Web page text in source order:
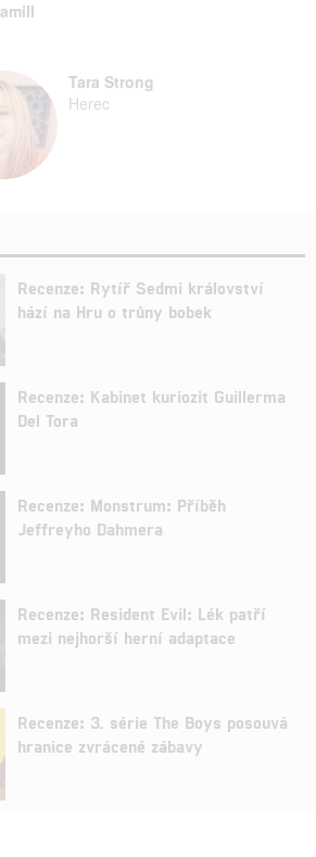
Tara Strong
Herec
Recenze: Rytíř Sedmi království
hází na Hru o trůny bobek
Recenze: Kabinet kuriozit Guillerma
Del Tora
Recenze: Monstrum: Příběh
Jeffreyho Dahmera
Recenze: Resident Evil: Lék patří
mezi nejhorší herní adaptace
Recenze: 3. série The Boys posouvá
hranice zvrácené zábavy